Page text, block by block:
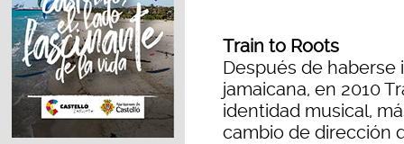
Train to Roots
Después de
jamaicana, en 2010
identidad musical,
cambio de dirección